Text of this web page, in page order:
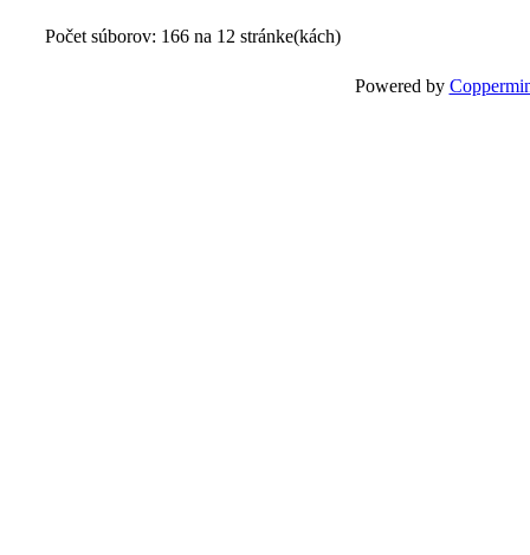
Počet súborov: 166 na 12 stránke(kách)
Powered by